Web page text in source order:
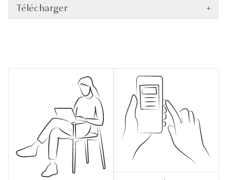
Télécharger +